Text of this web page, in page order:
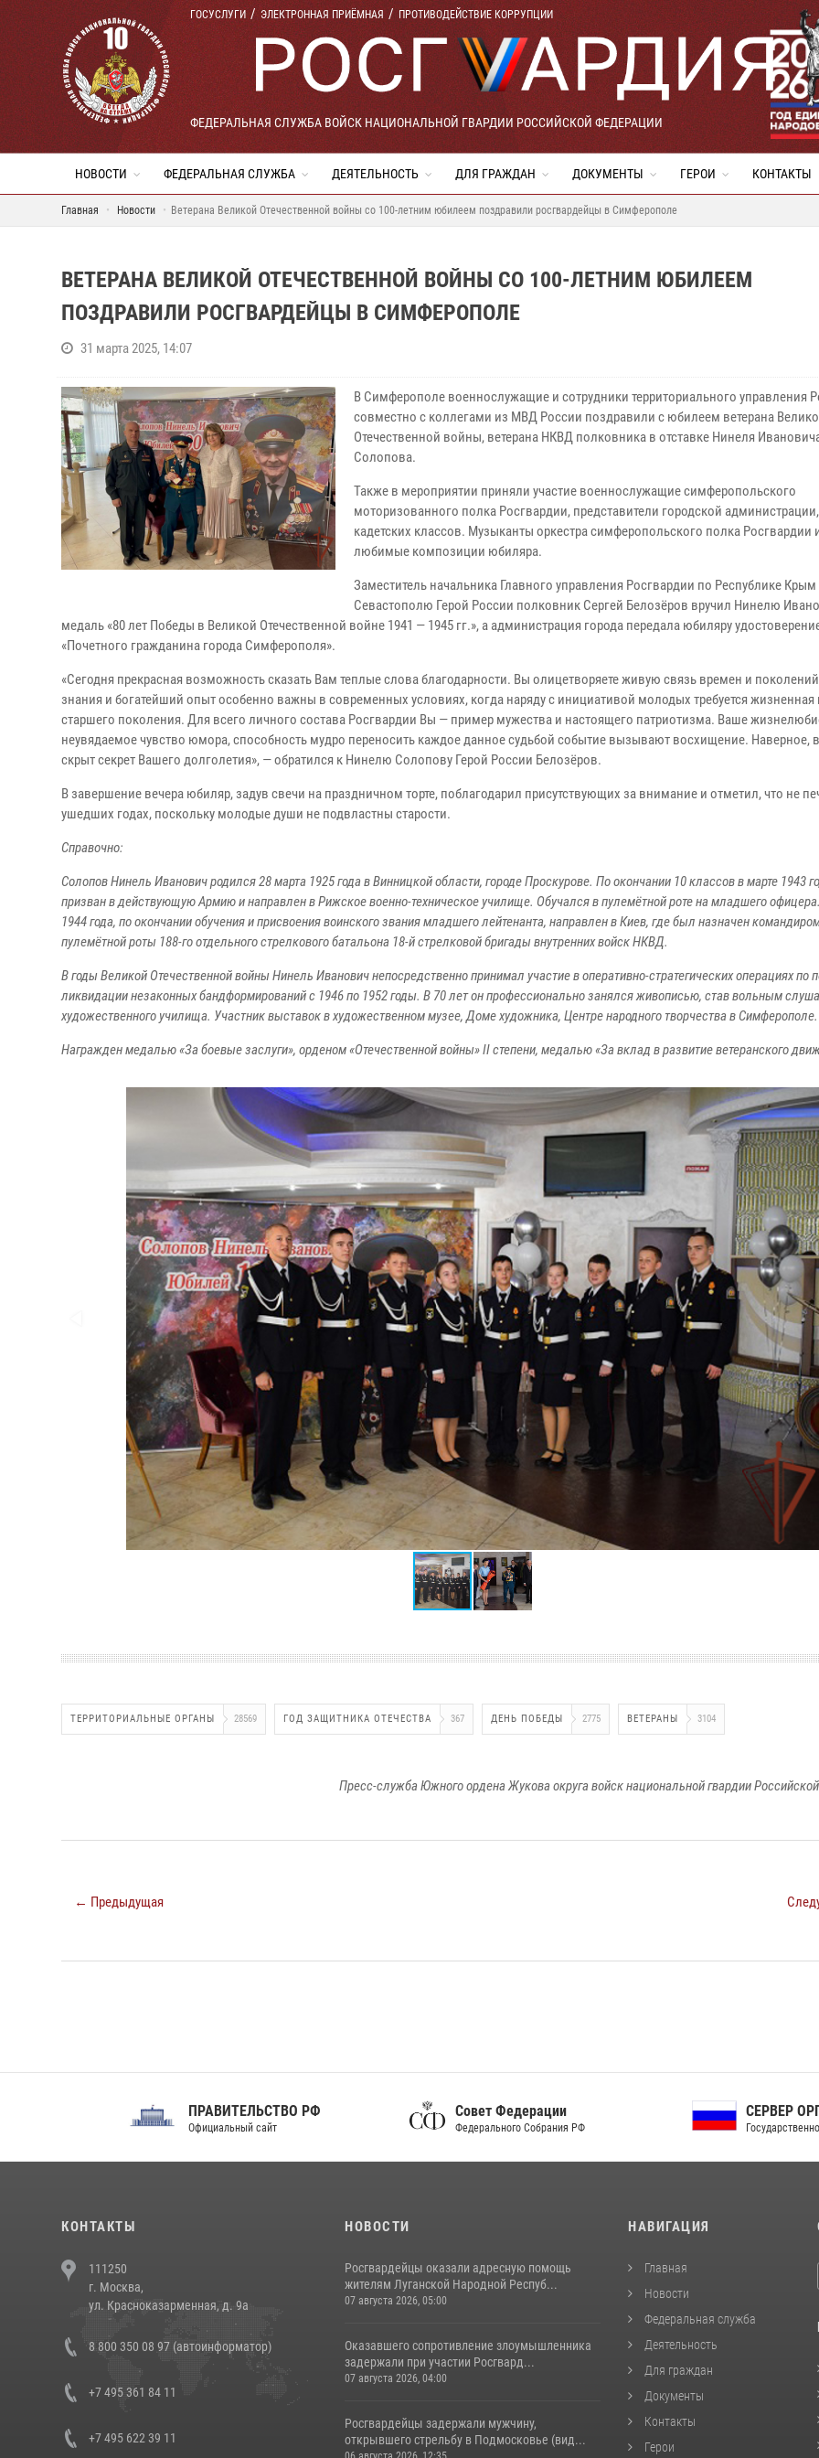
ГОСУСЛУГИ ЭЛЕКТРОННАЯ ПРИЁМНАЯ ПРОТИВОДЕЙСТВИЕ КОРРУПЦИИ
ФЕДЕРАЛЬНАЯ СЛУЖБА ВОЙСК НАЦИОНАЛЬНОЙ ГВАРДИИ РОССИЙСКОЙ ФЕДЕРАЦИИ
НОВОСТИ ФЕДЕРАЛЬНАЯ СЛУЖБА ДЕЯТЕЛЬНОСТЬ ДЛЯ ГРАЖДАН ДОКУМЕНТЫ ГЕРОИ КОНТАКТЫ
Главная Новости Ветерана Великой Отечественной войны со 100-летним юбилеем поздравили росгвардейцы в Симферополе
ВЕТЕРАНА ВЕЛИКОЙ ОТЕЧЕСТВЕННОЙ ВОЙНЫ СО 100-ЛЕТНИМ ЮБИЛЕЕМ
ПОЗДРАВИЛИ РОСГВАРДЕЙЦЫ В СИМФЕРОПОЛЕ
31 марта 2025, 14:07
В Симферополе военнослужащие и сотрудники территориального управления
совместно с коллегами из МВД России поздравили с юбилеем ветерана
Отечественной войны, ветерана НКВД полковника в отставке Нинеля
Солопова.
Также в мероприятии приняли участие военнослужащие симферопольского
моторизованного полка Росгвардии, представители городской
кадетских классов. Музыканты оркестра симферопольского полка Росгвардии
любимые композиции юбиляра.
Заместитель начальника Главного управления Росгвардии по Республике Крым
Севастополю Герой России полковник Сергей Белозёров вручил Нинелю
медаль «80 лет Победы в Великой Отечественной войне 1941 — 1945 гг.», а администрация города передала юбиляру
«Почетного гражданина города Симферополя».
«Сегодня прекрасная возможность сказать Вам теплые слова благодарности. Вы олицетворяете живую связь времен и
знания и богатейший опыт особенно важны в современных условиях, когда наряду с инициативой молодых требуется жизненная
старшего поколения. Для всего личного состава Росгвардии Вы — пример мужества и настоящего патриотизма. Ваше
неувядаемое чувство юмора, способность мудро переносить каждое данное судьбой событие вызывают восхищение. Наверное,
скрыт секрет Вашего долголетия», — обратился к Нинелю Солопову Герой России Белозёров.
В завершение вечера юбиляр, задув свечи на праздничном торте, поблагодарил присутствующих за внимание и отметил, что не
ушедших годах, поскольку молодые души не подвластны старости.
Справочно:
Солопов Нинель Иванович родился 28 марта 1925 года в Винницкой области, городе Проскурове. По окончании 10 классов в марте 1943
призван в действующую Армию и направлен в Рижское военно-техническое училище. Обучался в пулемётной роте на младшего
1944 года, по окончании обучения и присвоения воинского звания младшего лейтенанта, направлен в Киев, где был назначен
пулемётной роты 188-го отдельного стрелкового батальона 18-й стрелковой бригады внутренних войск НКВД.
В годы Великой Отечественной войны Нинель Иванович непосредственно принимал участие в оперативно-стратегических операциях по
ликвидации незаконных бандформирований с 1946 по 1952 годы. В 70 лет он профессионально занялся живописью, став вольным
художественного училища. Участник выставок в художественном музее, Доме художника, Центре народного творчества в Симферополе.
Награжден медалью «За боевые заслуги», орденом «Отечественной войны» II степени, медалью «За вклад в развитие ветеранского
ТЕРРИТОРИАЛЬНЫЕ ОРГАНЫ 28569 ГОД ЗАЩИТНИКА ОТЕЧЕСТВА 367 ДЕНЬ ПОБЕДЫ 2775 ВЕТЕРАНЫ 3104
Пресс-служба Южного ордена Жукова округа войск национальной гвардии
← Предыдущая
ПРАВИТЕЛЬСТВО РФ
Официальный сайт
Совет Федерации
Федерального Собрания РФ
СЕРВЕР ОРГАНОВ
Государственной власти РФ
КОНТАКТЫ
111250
г. Москва,
ул. Красноказарменная, д. 9а
8 800 350 08 97 (автоинформатор)
+7 495 361 84 11
+7 495 622 39 11
НОВОСТИ
Росгвардейцы оказали адресную помощь
жителям Луганской Народной Респуб...
07 августа 2026, 05:00
Оказавшего сопротивление злоумышленника
задержали при участии Росгвард...
07 августа 2026, 04:00
Росгвардейцы задержали мужчину,
открывшего стрельбу в Подмосковье (вид...
НАВИГАЦИЯ
Главная
Новости
Федеральная служба
Деятельность
Для граждан
Документы
Контакты
Герои